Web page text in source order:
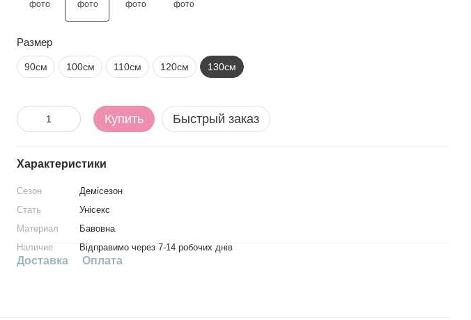
Размер
90см 100см 110см 120см 130см
Купить Быстрый заказ
Характеристики
Сезон
Демісезон
Стать
Унісекс
Материал
Бавовна
Наличие
Відправимо через 7-14 робочих днів
Доставка Оплата